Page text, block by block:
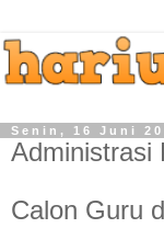
Senin, 16 Juni
Administrasi
Calon Guru